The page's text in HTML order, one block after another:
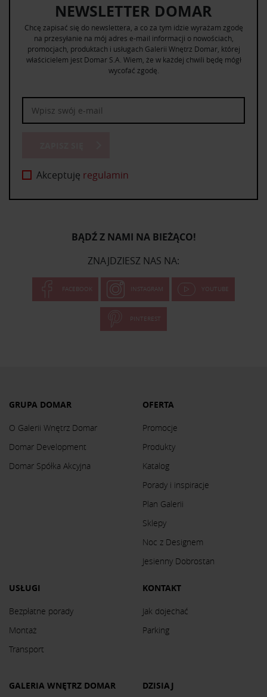
NEWSLETTER DOMAR
Chcę zapisać się do newslettera, a co za tym idzie wyrażam zgodę
na przesyłanie na mój adres e-mail informacji o nowościach,
promocjach, produktach i usługach Galerii Wnętrz Domar, której
właścicielem jest Domar S.A. Wiem, że w każdej chwili będę mógł
wycofać zgodę.
Akceptuję regulamin
BĄDŹ Z NAMI NA BIEŻĄCO!
ZNAJDZIESZ NAS NA:
FACEBOOK INSTAGRAM YOUTUBE
PINTEREST
GRUPA DOMAR
O Galerii Wnętrz Domar
Domar Development
Domar Spółka Akcyjna
OFERTA
Promocje
Produkty
Katalog
Porady i inspiracje
Plan Galerii
Sklepy
Noc z Designem
Jesienny Dobrostan
USŁUGI
Bezpłatne porady
Montaż
Transport
KONTAKT
Jak dojechać
Parking
GALERIA WNĘTRZ DOMAR DZISIAJ